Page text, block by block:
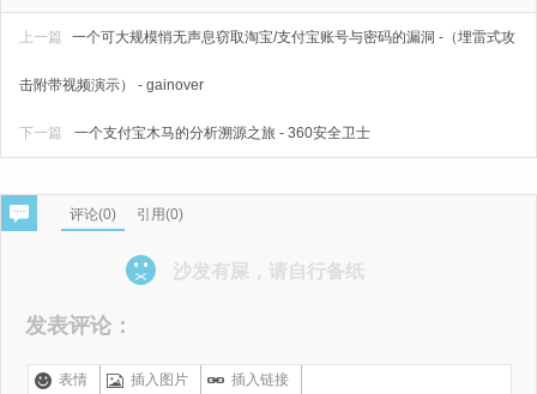
上一篇 一个可大规模悄无声息窃取淘宝/支付宝账号与密码的漏洞 -（埋雷式攻
击附带视频演示） - gainover
一个支付宝木马的分析溯源之旅 - 360安全卫士
下一篇
评论(0) 引用(0)
沙发有屎，请自行备纸
发表评论：
表情 插入图片 插入链接